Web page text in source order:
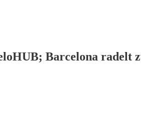
Barcelona radelt